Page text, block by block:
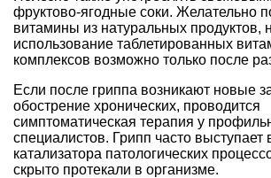
фруктово-ягодные соки. Желательно
витамины из натуральных продуктов,
использование таблетированных
комплексов возможно только после
Если после гриппа возникают новые
обострение хронических, проводится
симптоматическая терапия у
специалистов. Грипп часто выступает
катализатора патологических
скрыто протекали в организме.